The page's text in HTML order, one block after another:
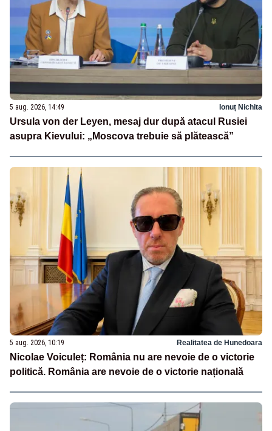
5 aug. 2026, 14:49 Ionuț Nichita
Ursula von der Leyen, mesaj dur după atacul Rusiei
asupra Kievului: „Moscova trebuie să plătească”
5 aug. 2026, 10:19 Realitatea de Hunedoara
Nicolae Voiculeț: România nu are nevoie de o victorie
politică. România are nevoie de o victorie națională